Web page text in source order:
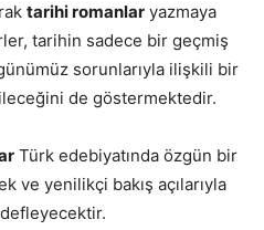
tarihi romanlar yazmaya
tarihin sadece bir geçmiş
sorunlarıyla ilişkili bir
de göstermektedir.
Türk edebiyatında özgün bir
ve yenilikçi bakış açılarıyla